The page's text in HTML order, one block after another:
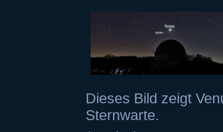
Dieses Bild zeigt
Sternwarte.